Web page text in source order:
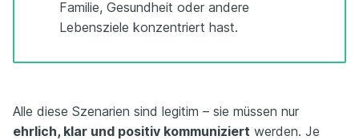
Familie, Gesundheit oder andere
Lebensziele konzentriert hast.
Alle diese Szenarien sind legitim – sie müssen nur
ehrlich, klar und positiv kommuniziert werden. Je